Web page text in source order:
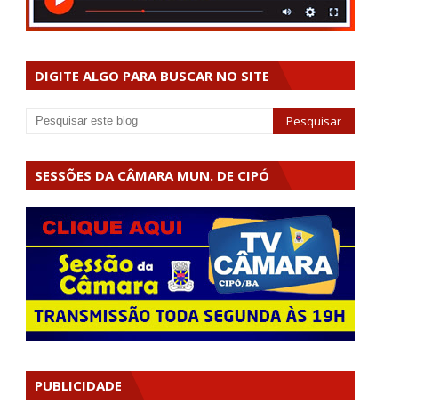
DIGITE ALGO PARA BUSCAR NO SITE
SESSÕES DA CÂMARA MUN. DE CIPÓ
PUBLICIDADE